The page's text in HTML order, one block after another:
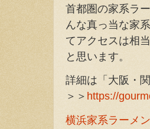
首都圏の家系ラ
んな真っ当な家
てアクセスは相
と思います。
詳細は「大阪・
＞＞ https://
横浜家系ラーメ